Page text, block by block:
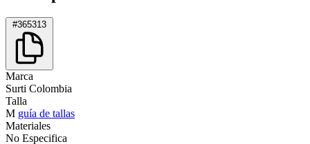
#365313
Marca
Surti Colombia
Talla
M guía de tallas
Materiales
No Especifica